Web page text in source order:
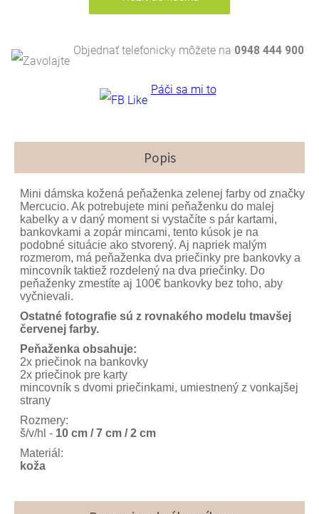
Objednať telefonicky môžete na 0948 444 900
Páči sa mi to
Popis
Mini dámska kožená peňaženka zelenej farby od značky
Mercucio. Ak potrebujete mini peňaženku do malej
kabelky a v daný moment si vystačíte s pár kartami,
bankovkami a zopár mincami, tento kúsok je na
podobné situácie ako stvorený. Aj napriek malým
rozmerom, má peňaženka dva priečinky pre bankovky a
mincovník taktiež rozdelený na dva priečinky. Do
peňaženky zmestíte aj 100€ bankovky bez toho, aby
vyčnievali.
Ostatné fotografie sú z rovnakého modelu tmavšej
červenej farby.
Peňaženka obsahuje:
2x priečinok na bankovky
2x priečinok pre karty
mincovník s dvomi priečinkami, umiestnený z vonkajšej
strany
Rozmery:
š/v/hl - 10 cm / 7 cm / 2 cm
Materiál:
koža